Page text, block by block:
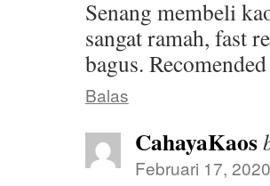
Senang membeli
sangat ramah, fast
bagus.
Balas
CahayaKaos
Februari 17,